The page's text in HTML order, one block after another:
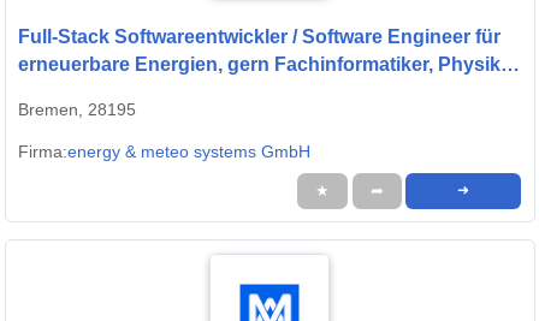
Full-Stack Softwareentwickler / Software Engineer für
erneuerbare Energien, gern Fachinformatiker, Physiker
Bremen, 28195
Firma:energy & meteo systems GmbH
★ ➦ ➜